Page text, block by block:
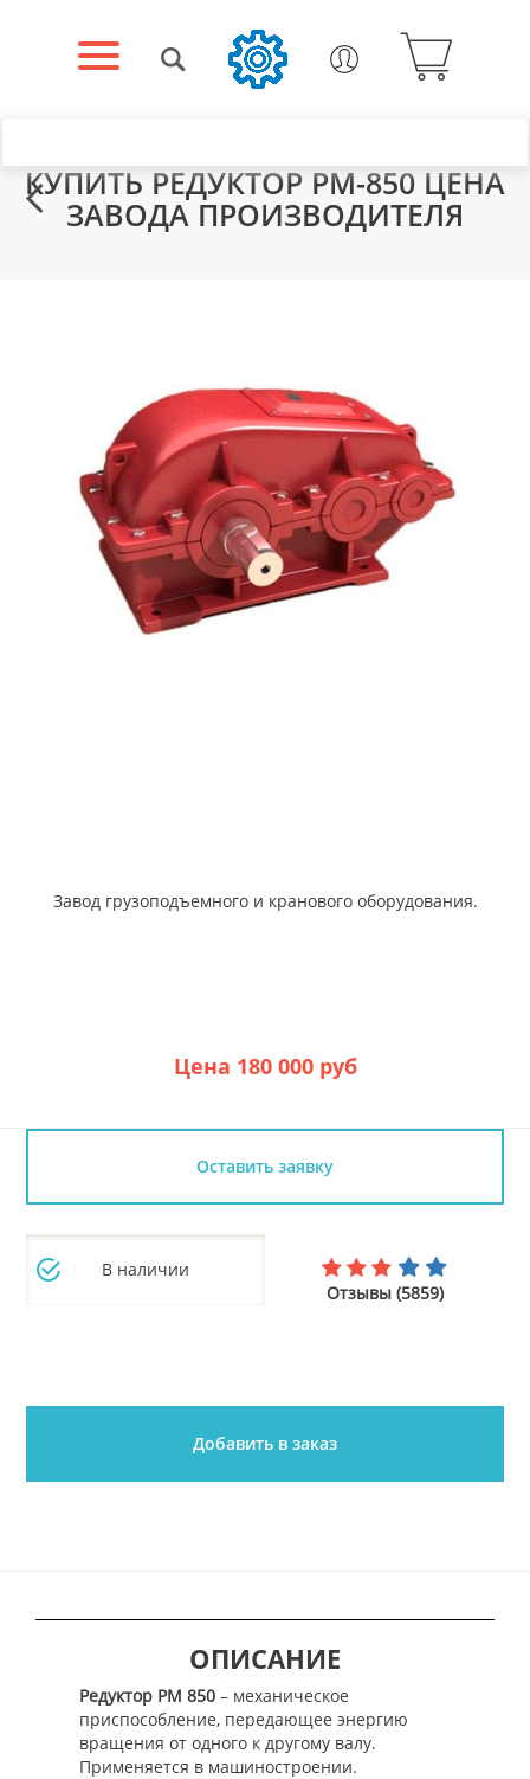
КУПИТЬ РЕДУКТОР РМ-850 ЦЕНА
ЗАВОДА ПРОИЗВОДИТЕЛЯ
Завод грузоподъемного и кранового оборудования.
Цена 180 000 руб
Оставить заявку
В наличии
Отзывы (5859)
Добавить в заказ
ОПИСАНИЕ
Редуктор РМ 850 – механическое
приспособление, передающее энергию
вращения от одного к другому валу.
Применяется в машиностроении.